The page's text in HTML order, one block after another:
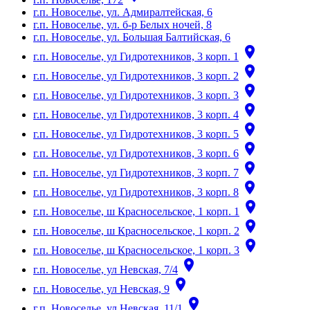
г.п. Новоселье, ул. Адмиралтейская, 6
г.п. Новоселье, ул. б-р Белых ночей, 8
г.п. Новоселье, ул. Большая Балтийская, 6
г.п. Новоселье, ул Гидротехников, 3 корп. 1
room
г.п. Новоселье, ул Гидротехников, 3 корп. 2 room
г.п. Новоселье, ул Гидротехников, 3 корп. 3 room
г.п. Новоселье, ул Гидротехников, 3 корп. 4 room
г.п. Новоселье, ул Гидротехников, 3 корп. 5 room
г.п. Новоселье, ул Гидротехников, 3 корп. 6 room
г.п. Новоселье, ул Гидротехников, 3 корп. 7 room
г.п. Новоселье, ул Гидротехников, 3 корп. 8 room
г.п. Новоселье, ш Красносельское, 1 корп. 1 room
г.п. Новоселье, ш Красносельское, 1 корп. 2 room
г.п. Новоселье, ш Красносельское, 1 корп. 3 room
г.п. Новоселье, ул Невская, 7/4 room
г.п. Новоселье, ул Невская, 9 room
room